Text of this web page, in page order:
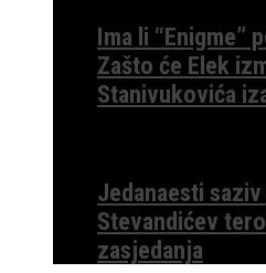
Ima li “Enigme”
Zašto će Elek
Stanivukovića
Jedanaesti
Stevandićev
zasjedanja